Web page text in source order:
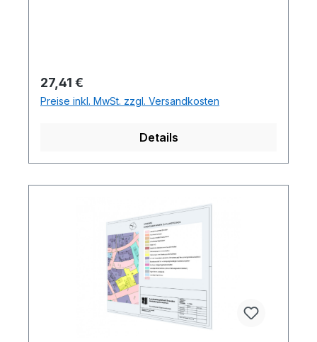
Regulärer Preis:
27,41 €
Preise inkl. MwSt. zzgl. Versandkosten
Details